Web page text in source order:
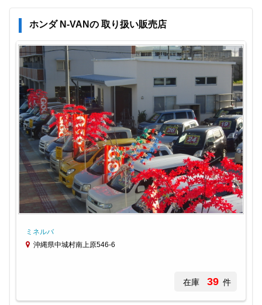
ホンダ N-VANの 取り扱い販売店
ミネルバ
沖縄県中城村南上原546-6
在庫 39 件